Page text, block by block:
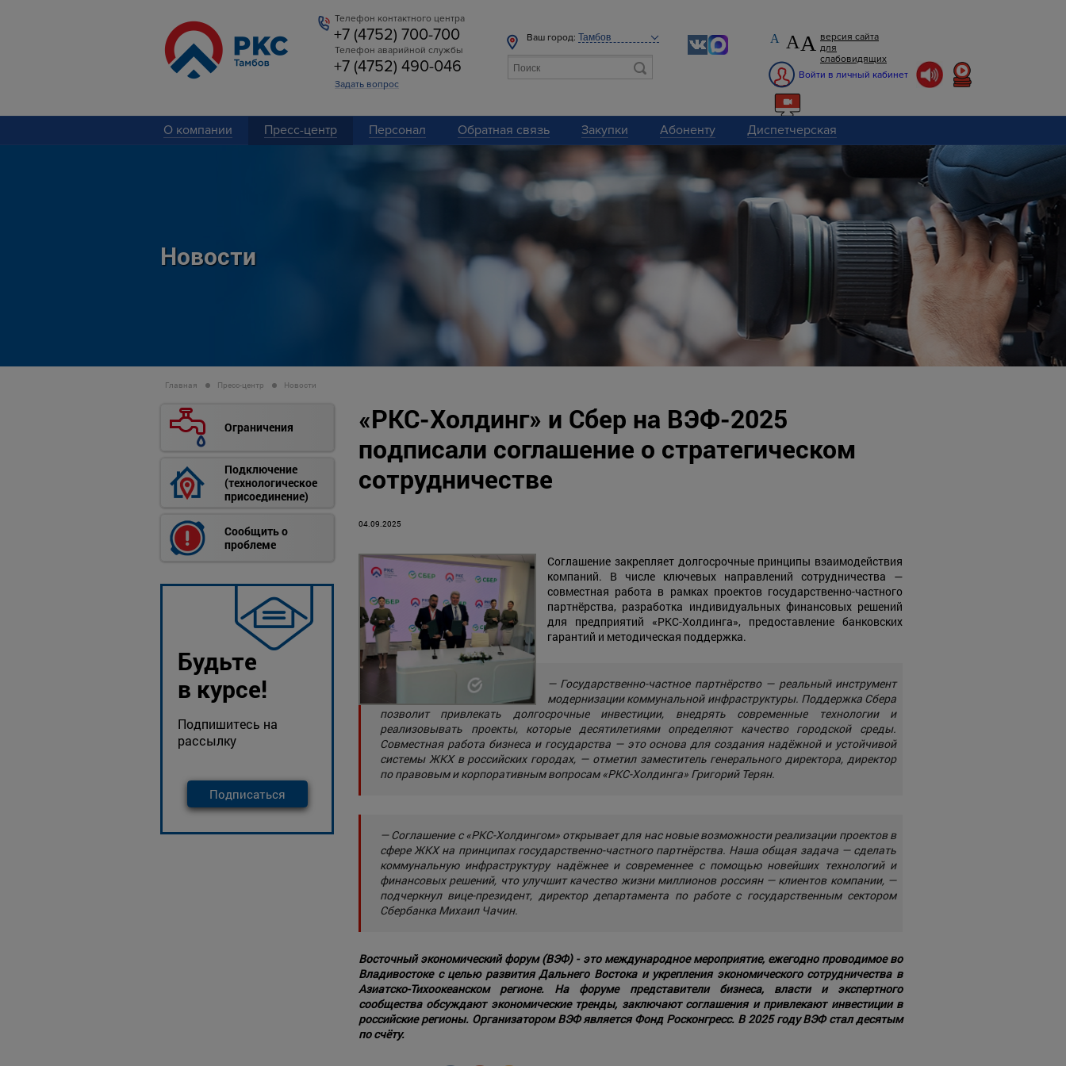
Телефон контактного центра
+7 (4752) 700-700
Телефон аварийной службы
+7 (4752) 490-046
Задать вопрос
Ваш город: А АА версия сайта
для
слабовидящих
Войти в личный кабинет
О компании Пресс-центр Персонал Обратная связь Закупки Абоненту Диспетчерская
Новости
Главная Пресс-центр Новости
Ограничения
Подключение
(технологическое
присоединение)
Сообщить о
проблеме
Будьте
в курсе!
Подпишитесь на
рассылку
Подписаться
«РКС-Холдинг» и Сбер на ВЭФ-2025
подписали соглашение о стратегическом
сотрудничестве
04.09.2025
Соглашение закрепляет долгосрочные принципы взаимодействия
компаний. В числе ключевых направлений сотрудничества —
совместная работа в рамках проектов государственно-частного
партнёрства, разработка индивидуальных финансовых решений
для предприятий «РКС-Холдинга», предоставление банковских
гарантий и методическая поддержка.
— Государственно-частное партнёрство — реальный инструмент
модернизации коммунальной инфраструктуры. Поддержка Сбера
позволит привлекать долгосрочные инвестиции, внедрять современные технологии и
реализовывать проекты, которые десятилетиями определяют качество городской среды.
Совместная работа бизнеса и государства — это основа для создания надёжной и устойчивой
системы ЖКХ в российских городах, — отметил заместитель генерального директора, директор
по правовым и корпоративным вопросам «РКС-Холдинга» Григорий Терян.
— Соглашение с «РКС-Холдингом» открывает для нас новые возможности реализации проектов в
сфере ЖКХ на принципах государственно-частного партнёрства. Наша общая задача — сделать
коммунальную инфраструктуру надёжнее и современнее с помощью новейших технологий и
финансовых решений, что улучшит качество жизни миллионов россиян — клиентов компании, —
подчеркнул вице-президент, директор департамента по работе с государственным сектором
Сбербанка Михаил Чачин.
Восточный экономический форум (ВЭФ) - это международное мероприятие, ежегодно проводимое во
Владивостоке с целью развития Дальнего Востока и укрепления экономического сотрудничества в
Азиатско-Тихоокеанском регионе. На форуме представители бизнеса, власти и экспертного
сообщества обсуждают экономические тренды, заключают соглашения и привлекают инвестиции в
российские регионы. Организатором ВЭФ является Фонд Росконгресс. В 2025 году ВЭФ стал десятым
по счёту.